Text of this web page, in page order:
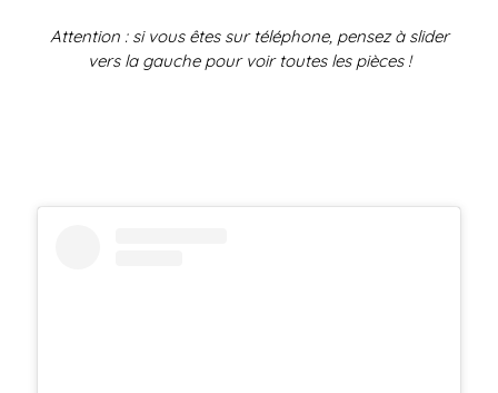
Attention : si vous êtes sur téléphone, pensez à slider
vers la gauche pour voir toutes les pièces !